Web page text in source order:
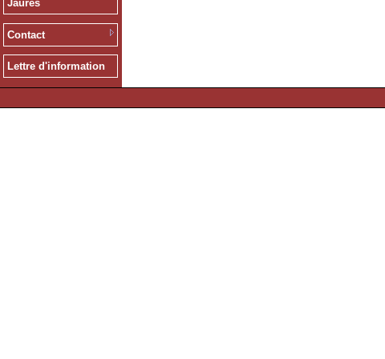
Jaurès
Contact
Lettre d'information